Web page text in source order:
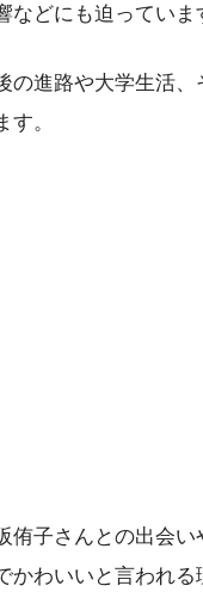
などにも迫っていま
の進路や大学生活
。
侑子さんとの出会
かわいいと言われ